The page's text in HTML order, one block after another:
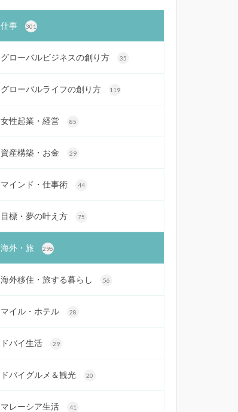
仕事 301
グローバルビジネスの創り方 35
グローバルライフの創り方 119
女性起業・経営 85
資産構築・お金 29
マインド・仕事術 44
目標・夢の叶え方 75
海外・旅 296
海外移住・旅する暮らし 56
マイル・ホテル 28
ドバイ生活 29
ドバイグルメ＆観光 20
マレーシア生活 41